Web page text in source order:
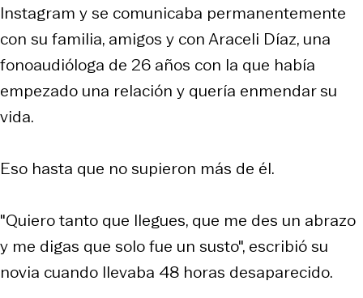
Instagram y se comunicaba permanentemente
con su familia, amigos y con Araceli Díaz, una
fonoaudióloga de 26 años con la que había
empezado una relación y quería enmendar su
vida.
Eso hasta que no supieron más de él.
"Quiero tanto que llegues, que me des un abrazo
y me digas que solo fue un susto", escribió su
novia cuando llevaba 48 horas desaparecido.